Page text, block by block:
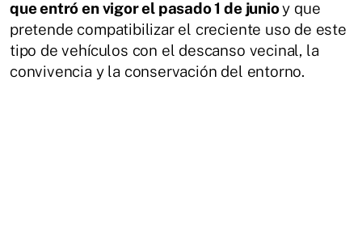
que entró en vigor el pasado 1 de junioy que
pretende compatibilizar el creciente uso de este
tipo de vehículos con el descanso vecinal, la
convivencia y la conservación del entorno.